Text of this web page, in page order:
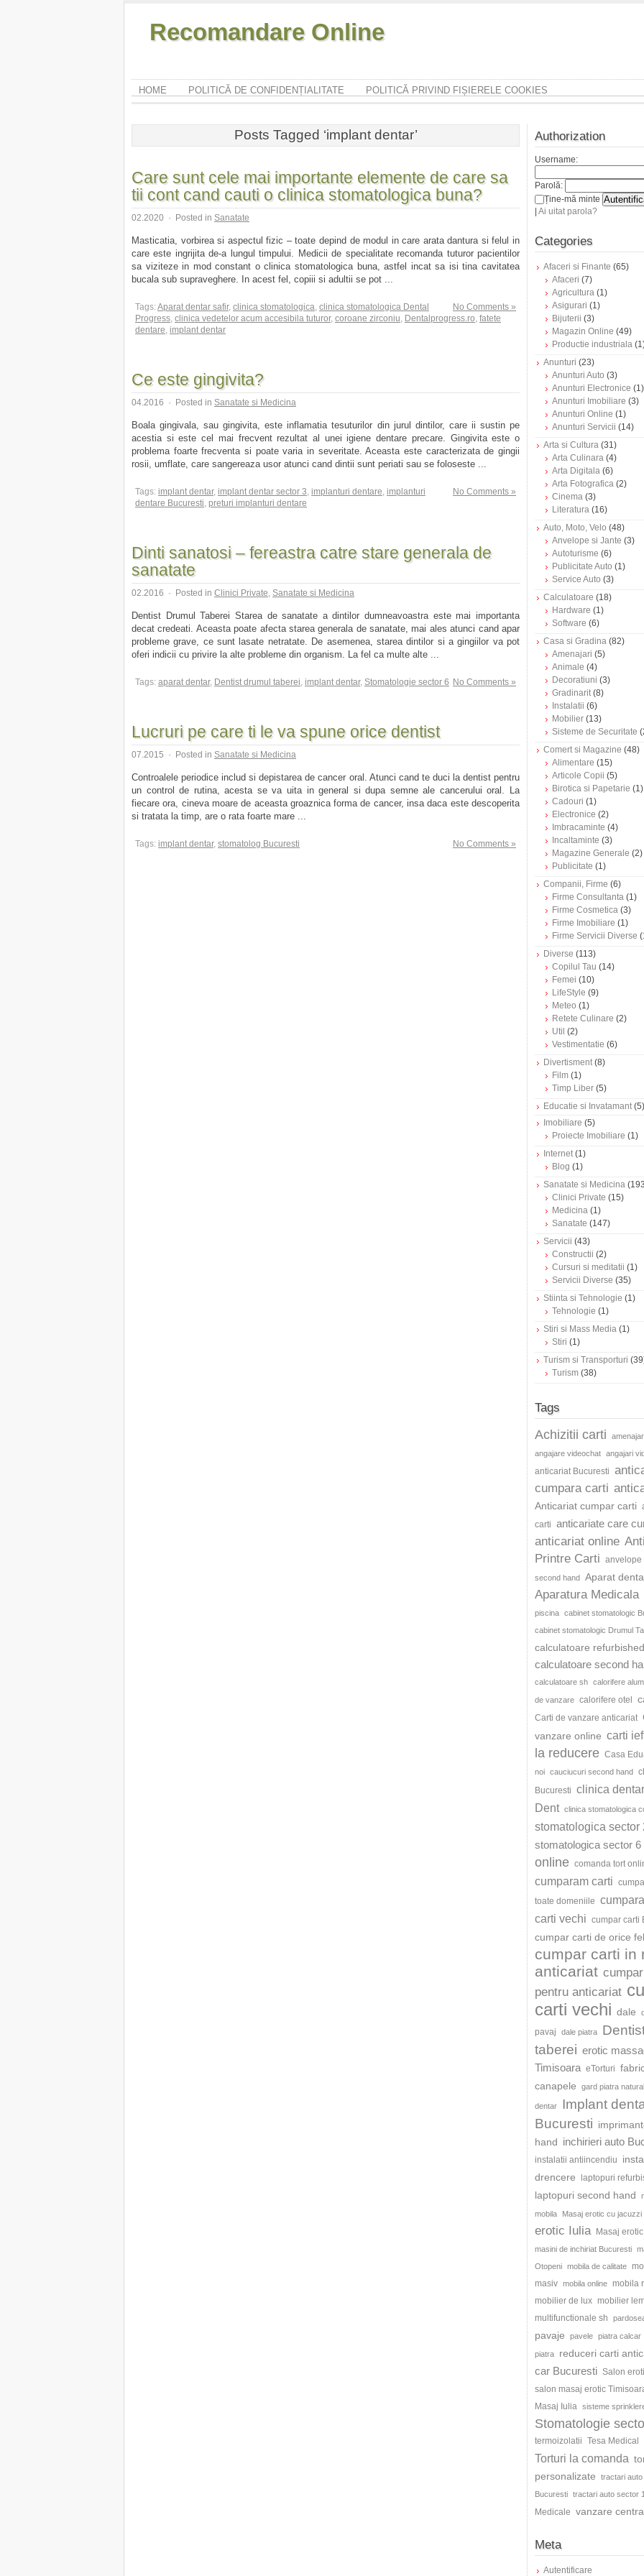
Recomandare Online
HOME POLITICĂ DE CONFIDENȚIALITATE POLITICĂ PRIVIND FIȘIERELE COOKIES
Posts Tagged ‘implant dentar’
Care sunt cele mai importante elemente de care sa
tii cont cand cauti o clinica stomatologica buna?
02.2020 · Posted in Sanatate
Masticatia, vorbirea si aspectul fizic – toate depind de modul in care arata dantura si felul in
care este ingrijita de-a lungul timpului. Medicii de specialitate recomanda tuturor pacientilor
sa viziteze in mod constant o clinica stomatologica buna, astfel incat sa isi tina cavitatea
bucala sub supraveghere. In acest fel, copiii si adultii se pot ...
No Comments »
Tags:Aparat dentar safir, clinica stomatologica, clinica stomatologica Dental
Progress, clinica vedetelor acum accesibila tuturor, coroane zirconiu, Dentalprogress.ro, fatete
dentare, implant dentar
Ce este gingivita?
04.2016 · Posted in Sanatate si Medicina
Boala gingivala, sau gingivita, este inflamatia tesuturilor din jurul dintilor, care ii sustin pe
acestia si este cel mai frecvent rezultat al unei igiene dentare precare. Gingivita este o
problema foarte frecventa si poate varia in severitate. Aceasta este caracterizata de gingii
rosii, umflate, care sangereaza usor atunci cand dintii sunt periati sau se foloseste ...
No Comments »
Tags: implant dentar, implant dentar sector 3, implanturi dentare, implanturi
dentare Bucuresti, preturi implanturi dentare
Dinti sanatosi – fereastra catre stare generala de
sanatate
02.2016 · Posted in Clinici Private, Sanatate si Medicina
Dentist Drumul Taberei Starea de sanatate a dintilor dumneavoastra este mai importanta
decat credeati. Aceasta poate afecta starea generala de sanatate, mai ales atunci cand apar
probleme grave, ce sunt lasate netratate. De asemenea, starea dintilor si a gingiilor va pot
oferi indicii cu privire la alte probleme din organism. La fel ca multe alte ...
No Comments »
Tags: aparat dentar, Dentist drumul taberei, implant dentar, Stomatologie sector 6
Lucruri pe care ti le va spune orice dentist
07.2015 · Posted in Sanatate si Medicina
Controalele periodice includ si depistarea de cancer oral. Atunci cand te duci la dentist pentru
un control de rutina, acesta se va uita in general si dupa semne ale cancerului oral. La
fiecare ora, cineva moare de aceasta groaznica forma de cancer, insa daca este descoperita
si tratata la timp, are o rata foarte mare ...
No Comments »
Tags: implant dentar, stomatolog Bucuresti
Authorization
Username:
Parolă:
Ține-mă minte
Ai uitat parola?
Categories
Afaceri si Finante (65)
Afaceri (7)
Agricultura (1)
Asigurari (1)
Bijuterii (3)
Magazin Online (49)
Productie industriala
Anunturi (23)
Anunturi Auto (3)
Anunturi Electronice (1)
Anunturi Imobiliare (3)
Anunturi Online (1)
Anunturi Servicii (14)
Arta si Cultura (31)
Arta Culinara (4)
Arta Digitala (6)
Arta Fotografica (2)
Cinema (3)
Literatura (16)
Auto, Moto, Velo (48)
Anvelope si Jante (3)
Autoturisme (6)
Publicitate Auto (1)
Service Auto (3)
Calculatoare (18)
Hardware (1)
Software (6)
Casa si Gradina (82)
Amenajari (5)
Animale (4)
Decoratiuni (3)
Gradinarit(8)
Instalatii (6)
Mobilier (13)
Sisteme de Securitate
Comert si Magazine (48)
Alimentare (15)
Articole Copii (5)
Birotica si Papetarie (1)
Cadouri (1)
Electronice (2)
Imbracaminte (4)
Incaltaminte (3)
Magazine Generale (2)
Publicitate (1)
Companii, Firme (6)
Firme Consultanta (1)
Firme Cosmetica (3)
Firme Imobiliare (1)
Firme Servicii Diverse
Diverse (113)
Copilul Tau (14)
Femei (10)
LifeStyle (9)
Meteo (1)
Retete Culinare (2)
Util (2)
Vestimentatie (6)
Divertisment(8)
Film (1)
Timp Liber (5)
Educatie si Invatamant(5)
Imobiliare (5)
Proiecte Imobiliare (1)
Internet(1)
Blog (1)
Sanatate si Medicina
Clinici Private (15)
Medicina (1)
Sanatate (147)
Servicii (43)
Constructii (2)
Cursuri si meditatii (1)
Servicii Diverse (35)
Stiinta si Tehnologie (1)
Tehnologie (1)
Stiri si Mass Media (1)
Stiri (1)
Turism si Transporturi
Turism (38)
Tags
Achizitii carti
angajare videochat angajari
anticariat Bucuresti
cumpara carti
Anticariat cumpar carti
carti anticariate care
anticariat online
Printre Carti anvelope
second hand Aparat
Aparatura Medicala
piscina cabinet stomatologic
cabinet stomatologic Drumul
calculatoare refurbished
calculatoare second
calculatoare sh calorifere
de vanzare calorifere otel
Carti de vanzare anticariat
vanzare online carti
la reducere Casa
noi cauciucuri second hand
Bucuresti clinica
Dent clinica stomatologica
stomatologica sector
stomatologica sector 6
online comanda tort
cumparam carti
toate domeniile
carti vechi cumpar carti
cumpar carti de orice fel
cumpar carti in
anticariat
pentru anticariat
carti vechi dale
pavaj dale piatra
taberei erotic
Timisoara eTorturi
canapele
gard piatra
dentar
Implant
Bucuresti
hand inchirieri auto
instalatii antiincendiu
drencere
laptopuri
laptopuri second hand
mobila Masaj erotic cu jacuzzi
erotic Iulia Masaj
masini de inchiriat Bucuresti
Otopeni mobila de calitate
masiv mobila online
mobila
mobilier de lux mobilier
multifunctionale sh
pavaje pavele piatra calcar
piatra reduceri carti
car Bucuresti Salon
salon masaj erotic
Masaj Iulia sisteme
Stomatologie
termoizolatii Tesa Medical
Torturi la comanda
personalizate
tractari auto
Bucuresti tractari auto sector
Medicale vanzare
Meta
Autentificare